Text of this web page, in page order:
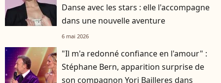
Danse avec les stars : elle l'accompagne
dans une nouvelle aventure
6 mai 2026
"Il m'a redonné confiance en l'amour" :
Stéphane Bern, apparition surprise de
son compagnon Yori Bailleres dans